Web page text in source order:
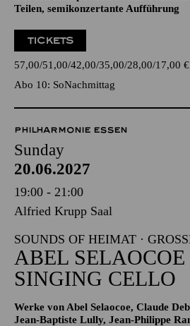
Teilen, semikonzertante Aufführung
TICKETS
57,00 51,00 42,00 35,00 28,00 17,00 €
Abo 10: SoNachmittag
PHILHARMONIE ESSEN
Sunday
20.06.2027
19:00 - 21:00
Alfried Krupp Saal
SOUNDS OF HEIMAT ·
ABEL SELAOCOE
SINGING CELLO
Werke von Abel Selaocoe, Claude
Jean-Baptiste Lully, Jean-Philippe